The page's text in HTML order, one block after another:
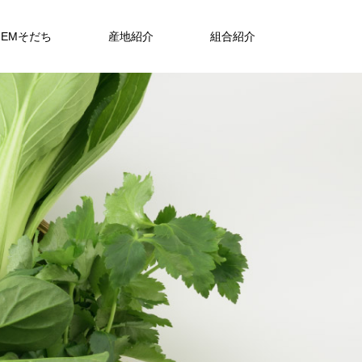
EMそだち 産地紹介 組合紹介